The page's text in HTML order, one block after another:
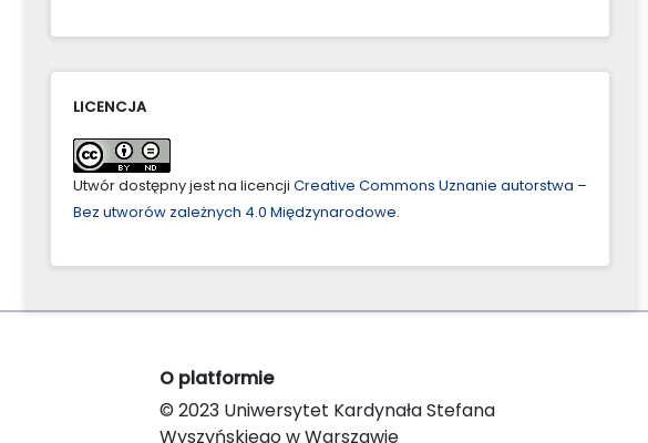
LICENCJA
Utwór dostępny jest na licencji Creative Commons Uznanie autorstwa –
Bez utworów zależnych 4.0 Międzynarodowe.
O platformie
© 2023 Uniwersytet Kardynała Stefana
Wyszyńskiego w Warszawie